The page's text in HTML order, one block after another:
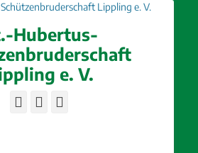
Hubertus-
e. V.
Facebook